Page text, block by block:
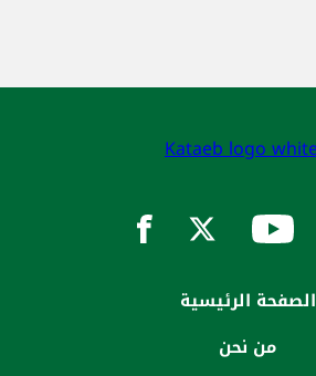
الصفحة الرئيسية
من نحن